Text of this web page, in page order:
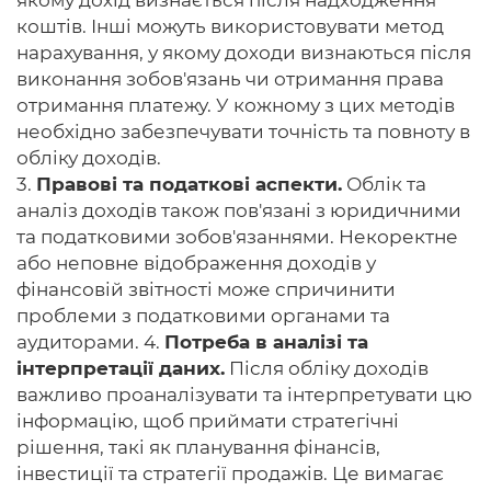
коштів. Інші можуть використовувати метод
нарахування, у якому доходи визнаються після
виконання зобов'язань чи отримання права
отримання платежу. У кожному з цих методів
необхідно забезпечувати точність та повноту в
обліку доходів.
3. Правові та податкові аспекти. Облік та
аналіз доходів також пов'язані з юридичними
та податковими зобов'язаннями. Некоректне
або неповне відображення доходів у
фінансовій звітності може спричинити
проблеми з податковими органами та
аудиторами. 4. Потреба в аналізі та
інтерпретації даних. Після обліку доходів
важливо проаналізувати та інтерпретувати цю
інформацію, щоб приймати стратегічні
рішення, такі як планування фінансів,
інвестиції та стратегії продажів. Це вимагає